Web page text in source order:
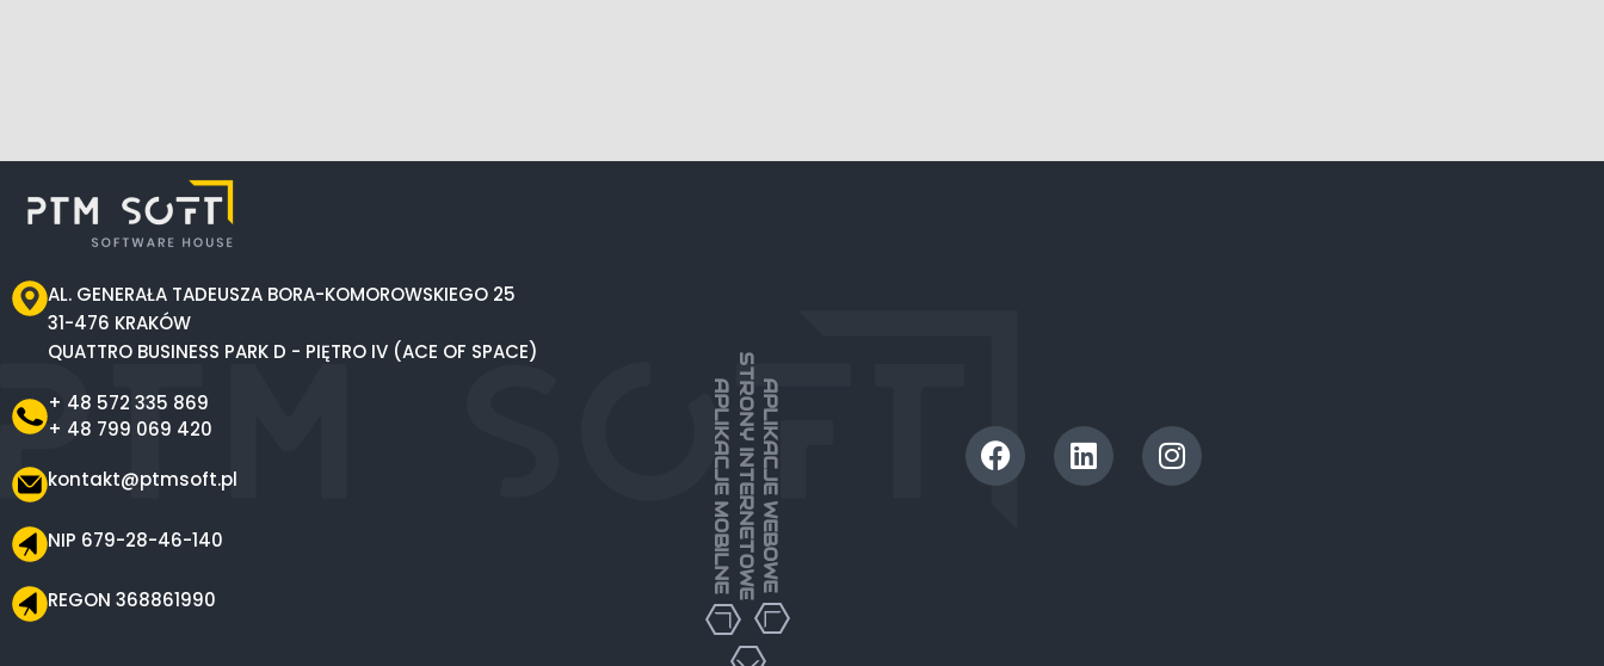
AL. GENERAŁA TADEUSZA BORA-KOMOROWSKIEGO 25
31-476 KRAKÓW
QUATTRO BUSINESS PARK D - PIĘTRO IV (ACE OF SPACE)
+ 48 572 335 869
+ 48 799 069 420
kontakt@ptmsoft.pl
NIP 679-28-46-140
REGON 368861990
APLIKACJE MOBILNESTRONY INTERNETOWEAPLIKACJE WEBOWE